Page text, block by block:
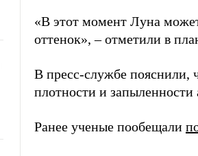
«В этот момент Луна
оттенок», – отметили в
В пресс-службе пояснили,
плотности и
Ранее ученые пообещали